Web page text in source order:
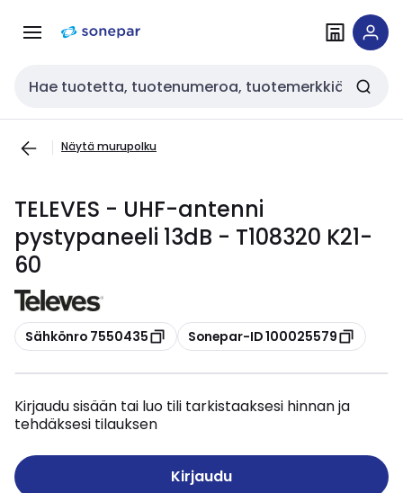
navigointiinsisältöön
Haku
Näytä murupolku
TELEVES - UHF-antenni
pystypaneeli 13dB - T108320 K21-
60
Kopioi
Sähkönro 7550435 Kopioi
Sonepar-ID 100025579
Kirjaudu sisään tai luo tili tarkistaaksesi hinnan ja
tehdäksesi tilauksen
Kirjaudu